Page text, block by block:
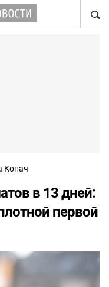
Копач
в 13 дней:
первой